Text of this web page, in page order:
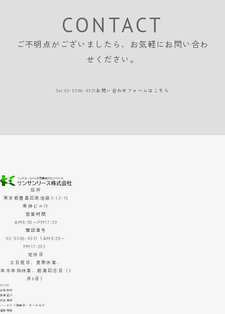
CONTACT
ご不明点がございましたら、 お気軽にお問い合わ
せください。
Tel:03-5396-9331 お問い合わせフォームはこちら
住所
東京都豊島区南池袋3-13-15
東伸ビル7F
営業時間
AM8:30～PM17:30
電話番号
03-5396-9331（AM8:30～
PM17:30）
定休日
土日祝日、夏季休業、
年末年始休業、創業記念日（2
月6日）
HOME
会社案内
事業紹介
取扱機械
バッテリー機関車・サーボロコ
運搬機器